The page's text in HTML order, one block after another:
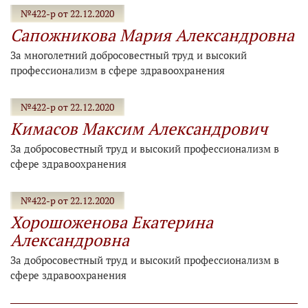
№422-р от 22.12.2020
Сапожникова Мария Александровна
За многолетний добросовестный труд и высокий
профессионализм в сфере здравоохранения
№422-р от 22.12.2020
Кимасов Максим Александрович
За добросовестный труд и высокий профессионализм в
сфере здравоохранения
№422-р от 22.12.2020
Хорошоженова Екатерина
Александровна
За добросовестный труд и высокий профессионализм в
сфере здравоохранения